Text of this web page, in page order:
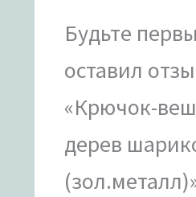
Будьте
оставил
«Крючок-
дерев